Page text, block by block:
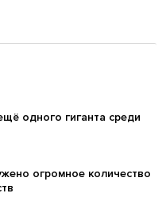
одного гиганта среди
огромное количество